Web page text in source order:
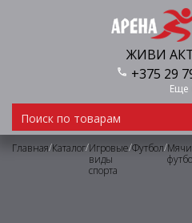
ЖИВИ
+375 29
Еще
Главная/Каталог/Игровые
виды
спорта
/Футбол/Мячи